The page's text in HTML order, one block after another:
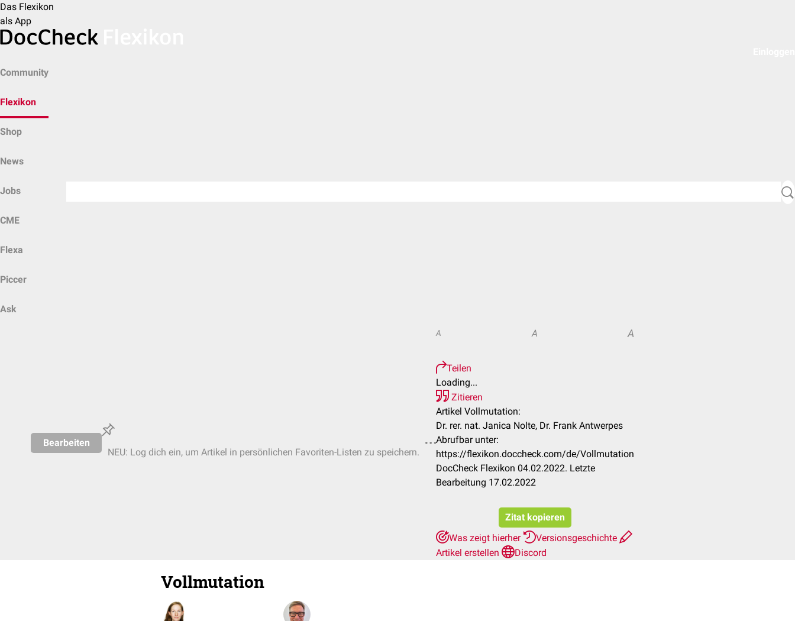
Das Flexikon
als App
Community
Flexikon
Shop
News
Jobs
CME
Flexa
Piccer
Ask
Bearbeiten
NEU: Log dich ein, um Artikel in persönlichen Favoriten-Listen zu speichern.
A A A
Teilen
Loading...
Zitieren
Artikel Vollmutation:
Dr. rer. nat. Janica Nolte, Dr. Frank Antwerpes
Abrufbar unter:
https://flexikon.doccheck.com/de/Vollmutation
DocCheck Flexikon 04.02.2022. Letzte
Bearbeitung 17.02.2022
Zitat kopieren
Was zeigt hierher
Versionsgeschichte
Artikel erstellen
Discord
Vollmutation